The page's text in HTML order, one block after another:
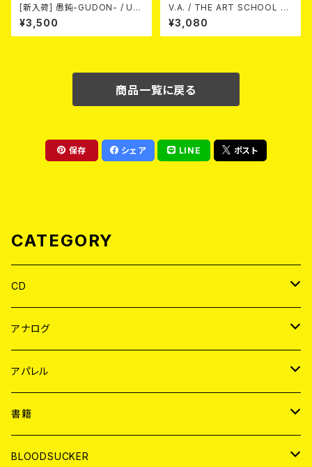
[新入荷] 愚鈍-GUDON- / US
TOUR 2026 T-shirt
¥3,500
V.A. / THE ART SCHOOL D
ANCE GOES ON LEEDS PO
ST-PUNK 1977-84 (帯ライナ
ー付国内盤仕様) CD
¥3,080
商品一覧に戻る
保存 シェア LINE ポスト
CATEGORY
CD
JAPAN
WORLD
アナログ
JAPAN
７EP
LP
WORLD
7EP
アパレル
JAPAN
T-shirt
WORLD
書籍
MAGAZINE
BLOODSUCKER